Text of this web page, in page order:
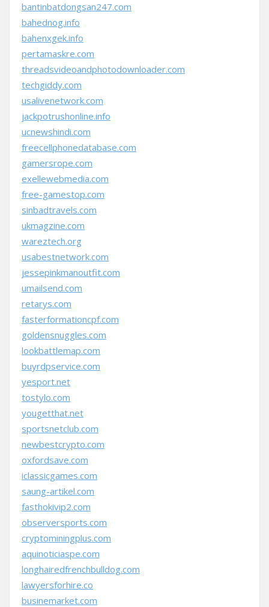
bantinbatdongsan247.com
bahednog.info
bahenxgek.info
pertamaskre.com
threadsvideoandphotodownloader.com
techgiddy.com
usalivenetwork.com
jackpotrushonline.info
ucnewshindi.com
freecellphonedatabase.com
gamersrope.com
exellewebmedia.com
free-gamestop.com
sinbadtravels.com
ukmagzine.com
wareztech.org
usabestnetwork.com
jessepinkmanoutfit.com
umailsend.com
retarys.com
fasterformationcpf.com
goldensnuggles.com
lookbattlemap.com
buyrdpservice.com
yesport.net
tostylo.com
yougetthat.net
sportsnetclub.com
newbestcrypto.com
oxfordsave.com
iclassicgames.com
saung-artikel.com
fasthokivip2.com
observersports.com
cryptominingplus.com
aquinoticiaspe.com
longhairedfrenchbulldog.com
lawyersforhire.co
businemarket.com